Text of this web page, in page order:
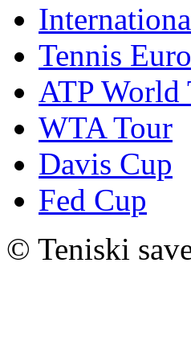
Tennis
ATP World
WTA Tour
Davis Cup
Fed Cup
© Teniski